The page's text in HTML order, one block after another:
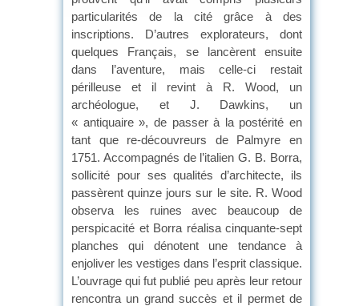
particularités de la cité grâce à des
inscriptions. D’autres explorateurs, dont
quelques Français, se lancèrent ensuite
dans l’aventure, mais celle-ci restait
périlleuse et il revint à R. Wood, un
archéologue, et J. Dawkins, un
« antiquaire », de passer à la postérité en
tant que re-découvreurs de Palmyre en
1751. Accompagnés de l’italien G. B. Borra,
sollicité pour ses qualités d’architecte, ils
passèrent quinze jours sur le site. R. Wood
observa les ruines avec beaucoup de
perspicacité et Borra réalisa cinquante-sept
planches qui dénotent une tendance à
enjoliver les vestiges dans l’esprit classique.
L’ouvrage qui fut publié peu après leur retour
rencontra un grand succès et il permet de